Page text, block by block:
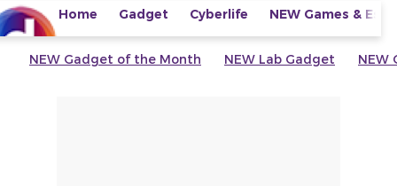
Home Gadget Cyberlife NEW Games &
NEW Gadget of the Month NEW Lab Gadget NEW